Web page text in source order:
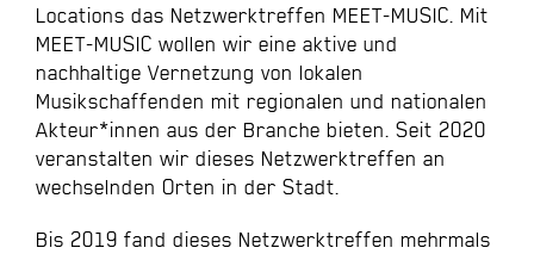
Locations das Netzwerktreffen MEET-MUSIC. Mit
MEET-MUSIC wollen wir eine aktive und
nachhaltige Vernetzung von lokalen
Musikschaffenden mit regionalen und nationalen
Akteur*innen aus der Branche bieten. Seit 2020
veranstalten wir dieses Netzwerktreffen an
wechselnden Orten in der Stadt.
Bis 2019 fand dieses Netzwerktreffen mehrmals